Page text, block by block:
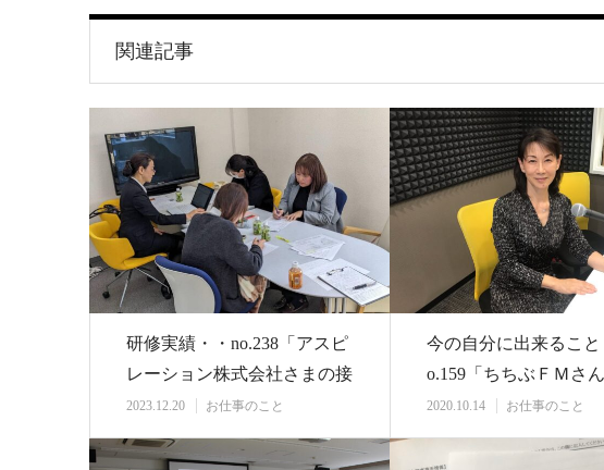
関連記事
研修実績・・no.238「アスピ
レーション株式会社さまの接
遇マナー・…
2023.12.20 お仕事のこと
今の自分に出来ること
o.159「ちちぶＦＭさん
で、“マナー＆マ…
2020.10.14 お仕事のこと